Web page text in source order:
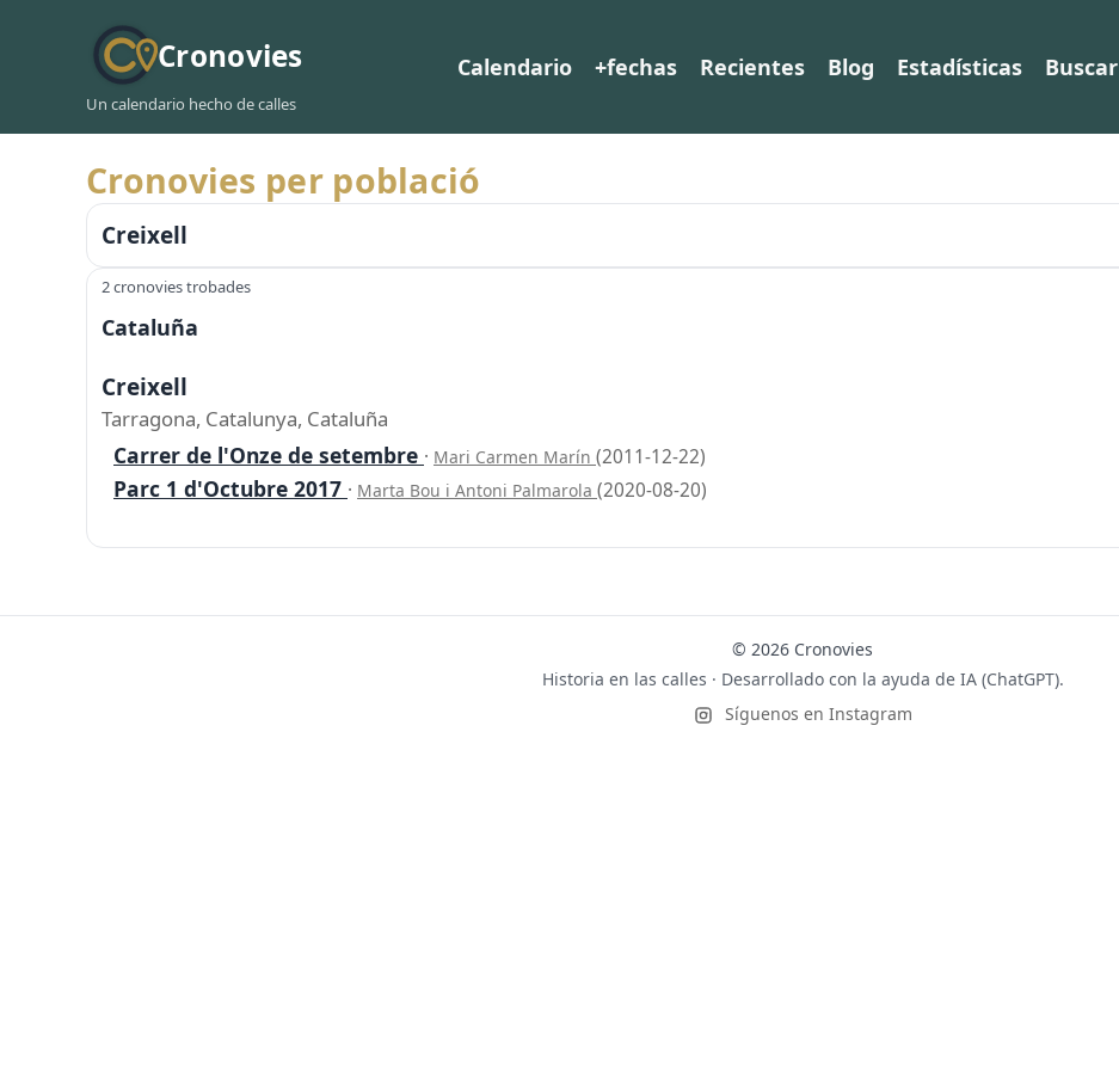
Cronovies
Un calendario hecho de calles
Calendario +fechas Recientes Blog Estadísticas Buscar
Cronovies per població
Creixell
2 cronovies trobades
Cataluña
Creixell
Tarragona, Catalunya, Cataluña
Carrer de l'Onze de setembre · Mari Carmen Marín (2011-12-22)
Parc 1 d'Octubre 2017 · Marta Bou i Antoni Palmarola (2020-08-20)
© 2026 Cronovies
Historia en las calles · Desarrollado con la ayuda de IA (ChatGPT).
Síguenos en Instagram